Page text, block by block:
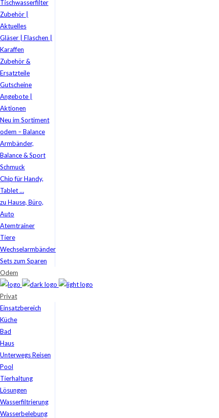
Tischwasserfilter
Zubehör |
Aktuelles
Gläser | Flaschen |
Karaffen
Zubehör &
Ersatzteile
Gutscheine
Angebote |
Aktionen
Neu im Sortiment
odem – Balance
Armbänder,
Balance & Sport
Schmuck
Chip für Handy,
Tablet …
zu Hause, Büro,
Auto
Atemtrainer
Tiere
Wechselarmbänder
Sets zum Sparen
Odem
Privat
Einsatzbereich
Küche
Bad
Haus
Unterwegs Reisen
Pool
Tierhaltung
Lösungen
Wasserfiltrierung
Wasserbelebung